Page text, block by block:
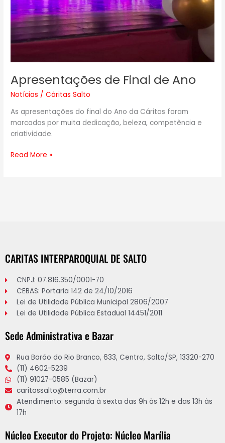
Apresentações de Final de Ano
Notícias /Cáritas Salto
As apresentações do final do Ano da Cáritas foram
marcadas por muita dedicação, beleza, competência e
criatividade.
Read More »
CARITAS INTERPAROQUIAL DE SALTO
CNPJ: 07.816.350/0001-70
CEBAS: Portaria 142 de 24/10/2016
Lei de Utilidade Pública Municipal 2806/2007
Lei de Utilidade Pública Estadual 14451/2011
Sede Administrativa e Bazar
Rua Barão do Rio Branco, 633, Centro, Salto/SP, 13320-270
(11) 4602-5239
(11) 91027-0585 (Bazar)
caritassalto@terra.com.br
Atendimento: segunda à sexta das 9h às 12h e das 13h às
17h
Núcleo Executor do Projeto: Núcleo Marília